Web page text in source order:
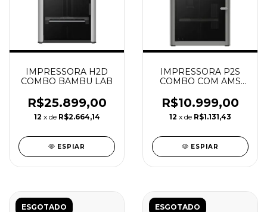
IMPRESSORA H2D
COMBO BAMBU LAB
R$25.899,00
12 x de R$2.664,14
ESPIAR
IMPRESSORA P2S
COMBO COM AMS
R$10.999,00
12 x de R$1.131,43
ESPIAR
ESGOTADO ESGOTADO